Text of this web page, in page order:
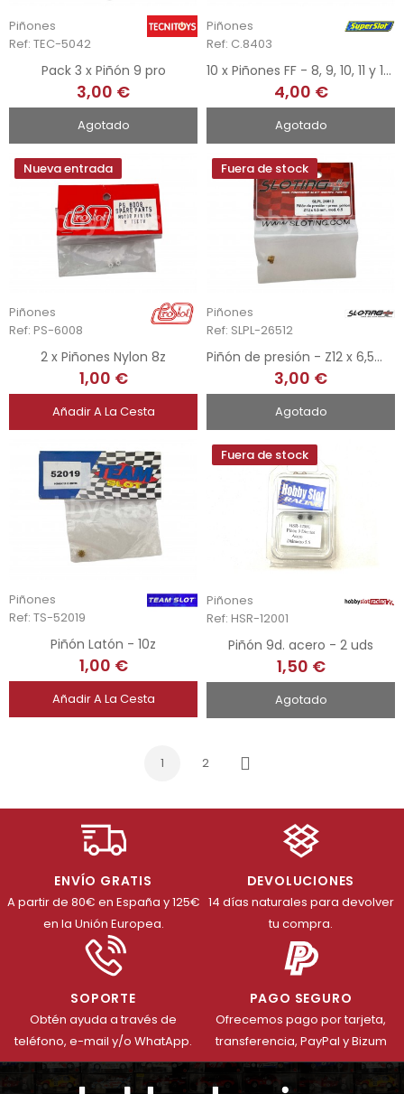
Piñones
Ref: TEC-5042
Pack 3 x Piñón 9 pro
3,00 €
Agotado
Piñones
Ref: C.8403
10 x Piñones FF - 8, 9, 10, 11 y 12d.
4,00 €
Agotado
Nueva entrada
Piñones
Ref: PS-6008
2 x Piñones Nylon 8z
1,00 €
Añadir A La Cesta
Fuera de stock
Piñones
Ref: SLPL-26512
Piñón de presión - Z12 x 6,5mm
3,00 €
Agotado
Piñones
Ref: TS-52019
Piñón Latón - 10z
1,00 €
Añadir A La Cesta
Fuera de stock
Piñones
Ref: HSR-12001
Piñón 9d. acero - 2 uds
1,50 €
Agotado
1 2
Siguiente
ENVÍO GRATIS
A partir de 80€ en España y 125€
en la Unión Europea.
DEVOLUCIONES
14 días naturales para devolver
tu compra.
SOPORTE
Obtén ayuda a través de
teléfono, e-mail y/o WhatApp.
PAGO SEGURO
Ofrecemos pago por tarjeta,
transferencia, PayPal y Bizum